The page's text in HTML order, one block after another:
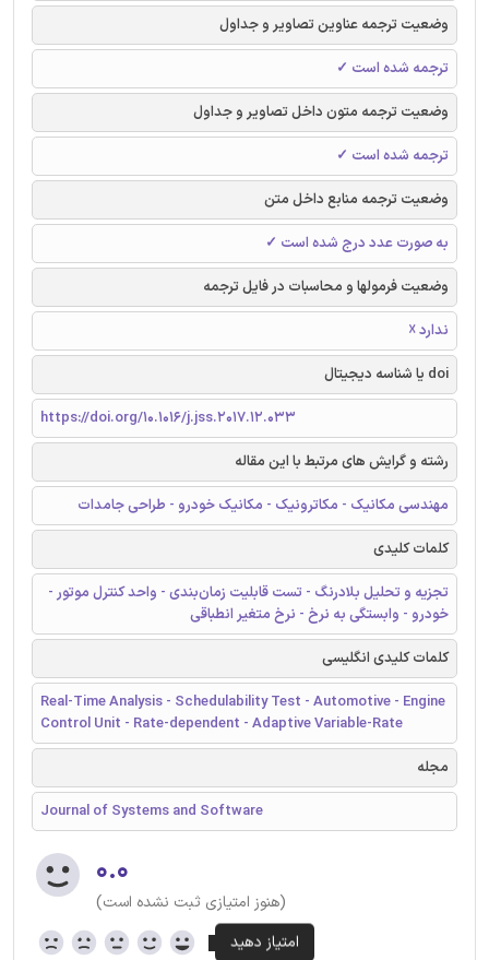
وضعیت ترجمه عناوین تصاویر و جداول
ترجمه شده است ✓
وضعیت ترجمه متون داخل تصاویر و جداول
ترجمه شده است ✓
وضعیت ترجمه منابع داخل متن
به صورت عدد درج شده است ✓
وضعیت فرمولها و محاسبات در فایل ترجمه
ندارد ☓
doi یا شناسه دیجیتال
https://doi.org/10.1016/j.jss.2017.12.033
رشته و گرایش های مرتبط با این مقاله
مهندسی مکانیک - مکاترونیک - مکانیک خودرو - طراحی جامدات
کلمات کلیدی
تجزیه و تحلیل بلادرنگ - تست قابلیت زمان‌بندی - واحد کنترل موتور -
خودرو - وابستگی به نرخ - نرخ متغیر انطباقی
کلمات کلیدی انگلیسی
Real-Time Analysis - Schedulability Test - Automotive - Engine
Control Unit - Rate-dependent - Adaptive Variable-Rate
مجله
Journal of Systems and Software
۰.۰
(هنوز امتیازی ثبت نشده است)